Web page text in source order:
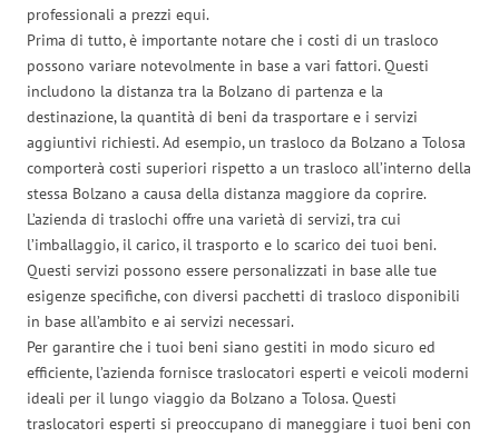
professionali a prezzi equi.
Prima di tutto, è importante notare che i costi di un trasloco
possono variare notevolmente in base a vari fattori. Questi
includono la distanza tra la Bolzano di partenza e la
destinazione, la quantità di beni da trasportare e i servizi
aggiuntivi richiesti. Ad esempio, un trasloco da Bolzano a Tolosa
comporterà costi superiori rispetto a un trasloco all’interno della
stessa Bolzano a causa della distanza maggiore da coprire.
L’azienda di traslochi offre una varietà di servizi, tra cui
l’imballaggio, il carico, il trasporto e lo scarico dei tuoi beni.
Questi servizi possono essere personalizzati in base alle tue
esigenze specifiche, con diversi pacchetti di trasloco disponibili
in base all’ambito e ai servizi necessari.
Per garantire che i tuoi beni siano gestiti in modo sicuro ed
efficiente, l’azienda fornisce traslocatori esperti e veicoli moderni
ideali per il lungo viaggio da Bolzano a Tolosa. Questi
traslocatori esperti si preoccupano di maneggiare i tuoi beni con